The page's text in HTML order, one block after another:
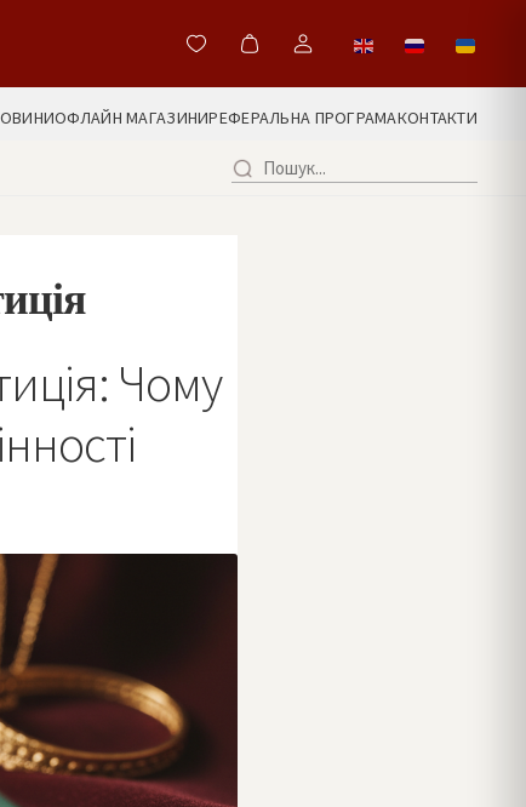
ОФЛАЙН МАГАЗИНИРЕФЕРАЛЬНА ПРОГРАМАКОНТАКТИ
Чому